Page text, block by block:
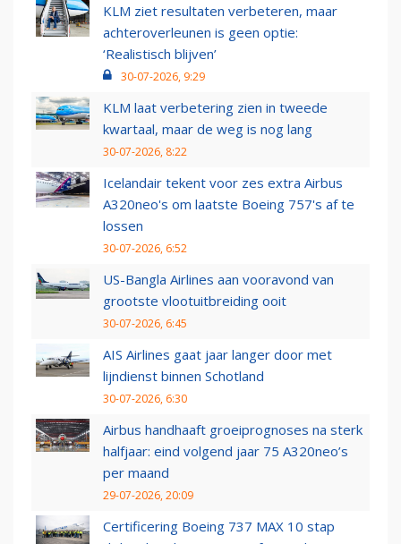
KLM ziet resultaten verbeteren, maar
achteroverleunen is geen optie:
‘Realistisch blijven’
30-07-2026, 9:29
KLM laat verbetering zien in tweede
kwartaal, maar de weg is nog lang
30-07-2026, 8:22
Icelandair tekent voor zes extra Airbus
A320neo's om laatste Boeing 757's af te
lossen
30-07-2026, 6:52
US-Bangla Airlines aan vooravond van
grootste vlootuitbreiding ooit
30-07-2026, 6:45
AIS Airlines gaat jaar langer door met
lijndienst binnen Schotland
30-07-2026, 6:30
Airbus handhaaft groeiprognoses na sterk
halfjaar: eind volgend jaar 75 A320neo’s
per maand
29-07-2026, 20:09
Certificering Boeing 737 MAX 10 stap